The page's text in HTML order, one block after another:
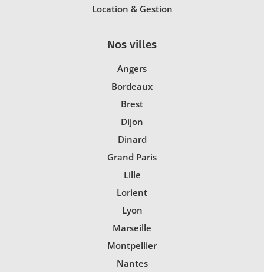
Location & Gestion
Nos villes
Angers
Bordeaux
Brest
Dijon
Dinard
Grand Paris
Lille
Lorient
Lyon
Marseille
Montpellier
Nantes